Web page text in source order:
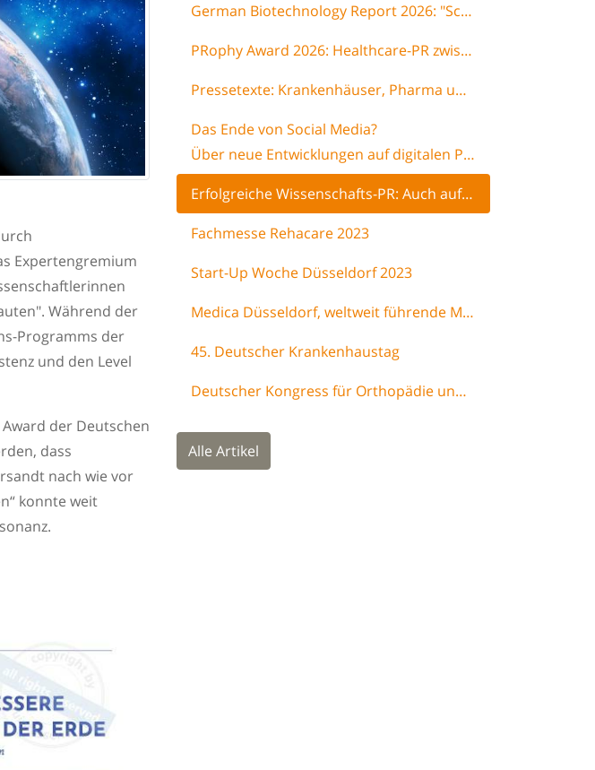
Expertengremium
Während der
Programms der
und den Level
der Deutschen
dass
nach wie vor
konnte weit
German Biotechnology Report 2026: "Scaling biotech innovation"
PRophy Award 2026: Healthcare-PR zwischen Innovation & Verantwortung
Pressetexte: Krankenhäuser, Pharma und Ärzte schneiden besonders schlecht ab
Das Ende von Social Media?
Über neue Entwicklungen auf digitalen Plattformen
Erfolgreiche Wissenschafts-PR: Auch auf dem Mars müssen Astronauten-Zähne kerngesund sein - Biomarker-Test läutet neue Ära ein
Fachmesse Rehacare 2023
Start-Up Woche Düsseldorf 2023
Medica Düsseldorf, weltweit führende Medizinmesse
45. Deutscher Krankenhaustag
Deutscher Kongress für Orthopädie und Unfallchirurgie 2022
Alle Artikel